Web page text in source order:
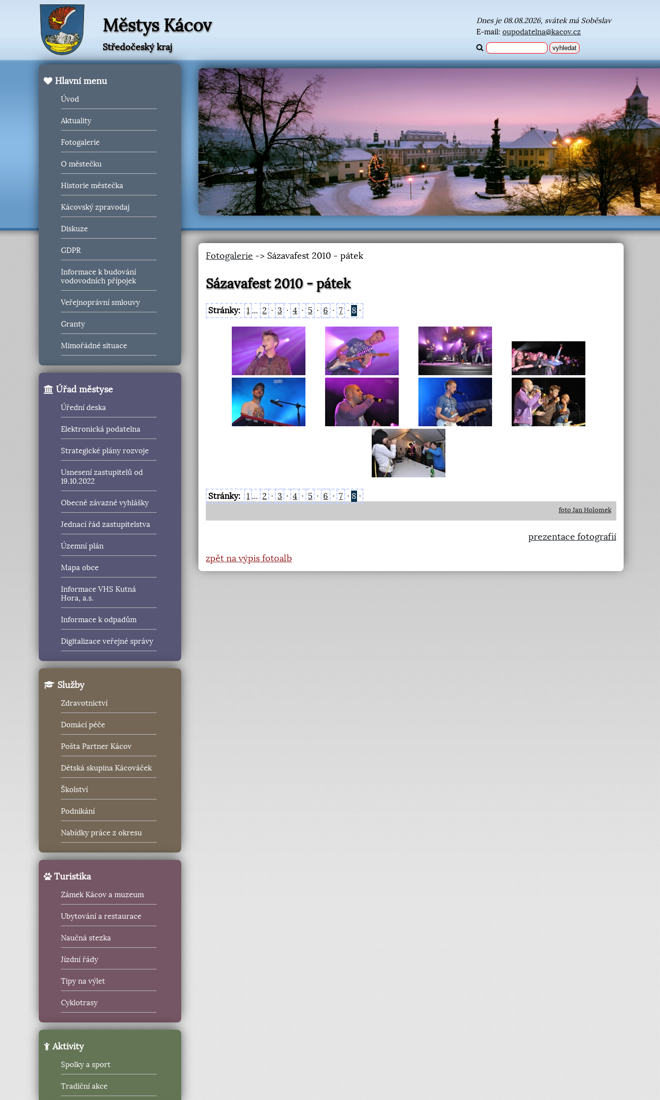
Městys Kácov
Středočeský kraj
Dnes je 08.08.2026, svátek má Soběslav
E-mail: oupodatelna@kacov.cz
Hlavní menu
Úvod
Aktuality
Fotogalerie
O městečku
Historie městečka
Kácovský zpravodaj
Diskuze
GDPR
Informace k budování
vodovodních přípojek
Veřejnoprávní smlouvy
Granty
Mimořádné situace
Úřad městyse
Úřední deska
Elektronická podatelna
Strategické plány rozvoje
Usnesení zastupitelů od
19.10.2022
Obecně závazné vyhlášky
Jednací řád zastupitelstva
Územní plán
Mapa obce
Informace VHS Kutná
Hora, a.s.
Informace k odpadům
Digitalizace veřejné správy
Služby
Zdravotnictví
Domácí péče
Pošta Partner Kácov
Dětská skupina Kácováček
Školství
Podnikání
Nabídky práce z okresu
Turistika
Zámek Kácov a muzeum
Ubytování a restaurace
Naučná stezka
Jízdní řády
Tipy na výlet
Cyklotrasy
Aktivity
Spolky a sport
Tradiční akce
Fotogalerie -> Sázavafest 2010 - pátek
Sázavafest 2010 - pátek
Stránky: 1 ... 2 · 3 · 4 · 5 · 6 · 7 · 8 ·
Stránky: 1 ... 2 · 3 · 4 · 5 · 6 · 7 · 8 ·
foto Jan Holomek
prezentace fotografií
zpět na výpis fotoalb